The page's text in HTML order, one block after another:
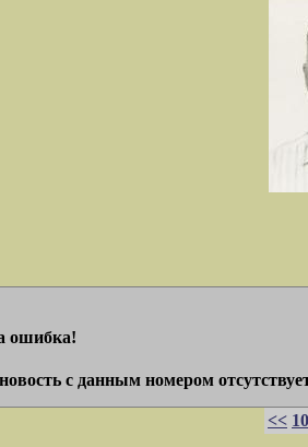
ошибка!
с данным номером
<<